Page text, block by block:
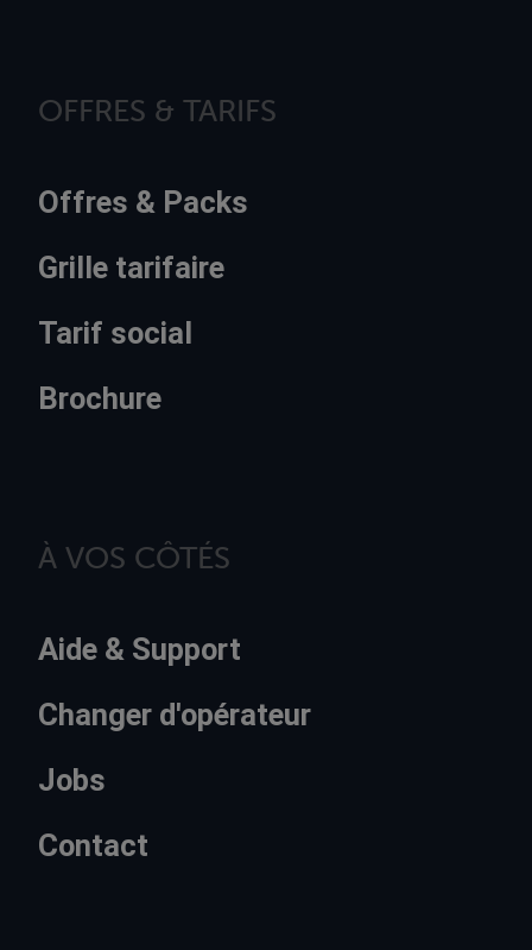
OFFRES & TARIFS
Offres & Packs
Grille tarifaire
Tarif social
Brochure
À VOS CÔTÉS
Aide & Support
Changer d'opérateur
Jobs
Contact